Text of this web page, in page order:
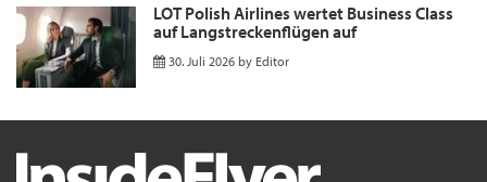
LOT Polish Airlines wertet Business Class
auf Langstreckenflügen auf
30. Juli 2026 by Editor